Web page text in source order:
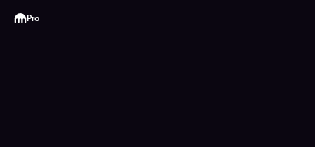
Kraken
Pro